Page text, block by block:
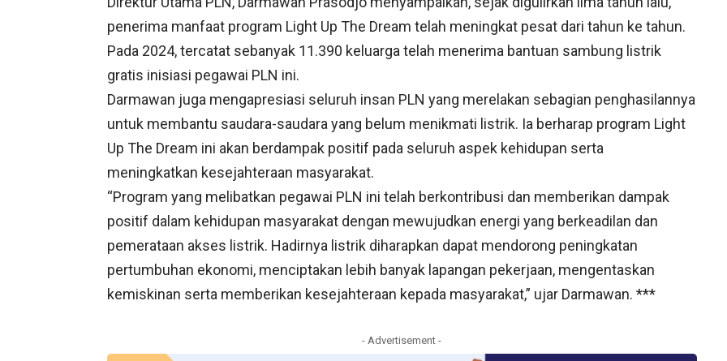
penerima manfaat program Light Up The Dream telah meningkat pesat dari tahun ke tahun.
Pada 2024, tercatat sebanyak 11.390 keluarga telah menerima bantuan sambung listrik
gratis inisiasi pegawai PLN ini.
Darmawan juga mengapresiasi seluruh insan PLN yang merelakan sebagian penghasilannya
untuk membantu saudara-saudara yang belum menikmati listrik. Ia berharap program Light
Up The Dream ini akan berdampak positif pada seluruh aspek kehidupan serta
meningkatkan kesejahteraan masyarakat.
“Program yang melibatkan pegawai PLN ini telah berkontribusi dan memberikan dampak
positif dalam kehidupan masyarakat dengan mewujudkan energi yang berkeadilan dan
pemerataan akses listrik. Hadirnya listrik diharapkan dapat mendorong peningkatan
pertumbuhan ekonomi, menciptakan lebih banyak lapangan pekerjaan, mengentaskan
kemiskinan serta memberikan kesejahteraan kepada masyarakat,” ujar Darmawan. ***
- Advertisement -